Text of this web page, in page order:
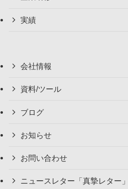
実績
会社情報
資料/ツール
ブログ
お知らせ
お問い合わせ
ニュースレター「真摯レター」